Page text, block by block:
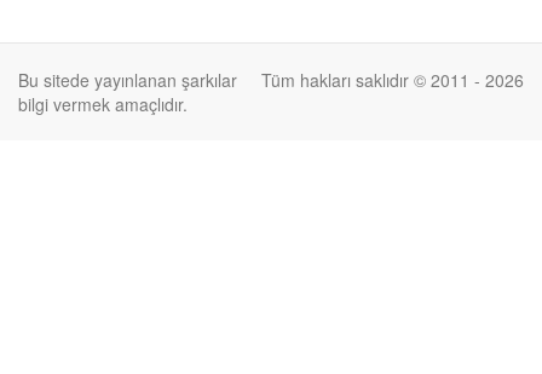
Tüm hakları saklıdır © 2011 - 2026
Bu sitede yayınlanan şarkılar
bilgi vermek amaçlıdır.